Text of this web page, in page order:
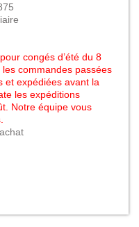
congés d’été du 8
commandes passées
et expédiées avant la
les expéditions
Notre équipe vous